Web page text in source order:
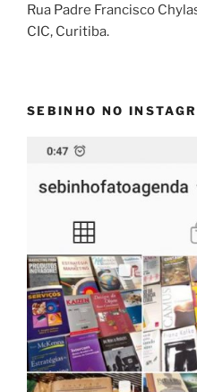
Rua Padre Francisco
CIC, Curitiba.
SEBINHO NO